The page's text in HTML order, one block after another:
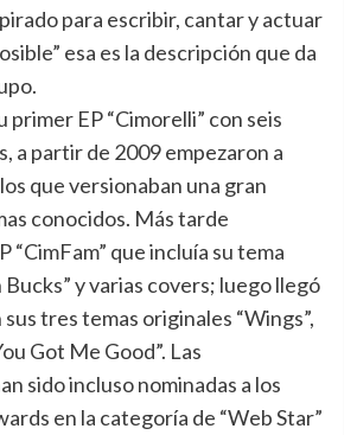
para escribir, cantar y actuar
esa es la descripción que da
primer EP “Cimorelli” con seis
a partir de 2009 empezaron a
que versionaban una gran
conocidos. Más tarde
“CimFam” que incluía su tema
y varias covers; luego llegó
tres temas originales “Wings”,
Got Me Good”. Las
sido incluso nominadas a los
en la categoría de “Web Star”